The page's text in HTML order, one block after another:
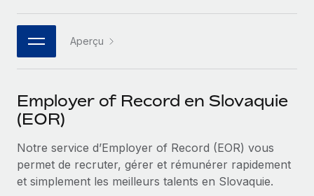
Connecter
Nouveau
Connectez n'importe quel outil d’IA à Remote grâce à
notre MCP
Intégrations
Rationalisez vos processus avec des outils essentiels
SERVICES
Demandez aux experts
Entreprise
Les RH à l’international pour les grandes entreprises
Partenaires stratégiques de la tech
Intégrez les RH à l’international de manière flexible
Devenir partenaire
Explorez avec nous vos opportunités de partenariat
Remote Build
Bientôt disponible
Checklists et modèles
Descriptions de postes
Événements
Données sur les salaires et les talents
日本語
한국어
Aperçu
Employer of Record en Slovaquie
(EOR)
Notre service d’Employer of Record (EOR) vous
permet de recruter, gérer et rémunérer rapidement
et simplement les meilleurs talents en Slovaquie.